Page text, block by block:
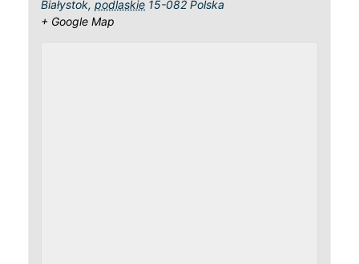
Białystok, podlaskie 15-082 Polska
+ Google Map